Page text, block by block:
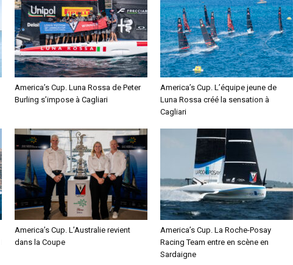
America’s Cup. Luna Rossa de Peter
Burling s’impose à Cagliari
America’s Cup. L’équipe jeune de
Luna Rossa créé la sensation à
Cagliari
America’s Cup. L’Australie revient
dans la Coupe
America’s Cup. La Roche-Posay
Racing Team entre en scène en
Sardaigne